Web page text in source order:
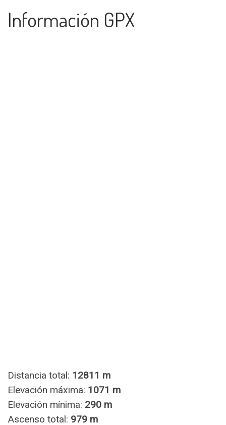
Información GPX
Distancia total: 12811 m
Elevación máxima: 1071 m
Elevación mínima: 290 m
Ascenso total: 979 m